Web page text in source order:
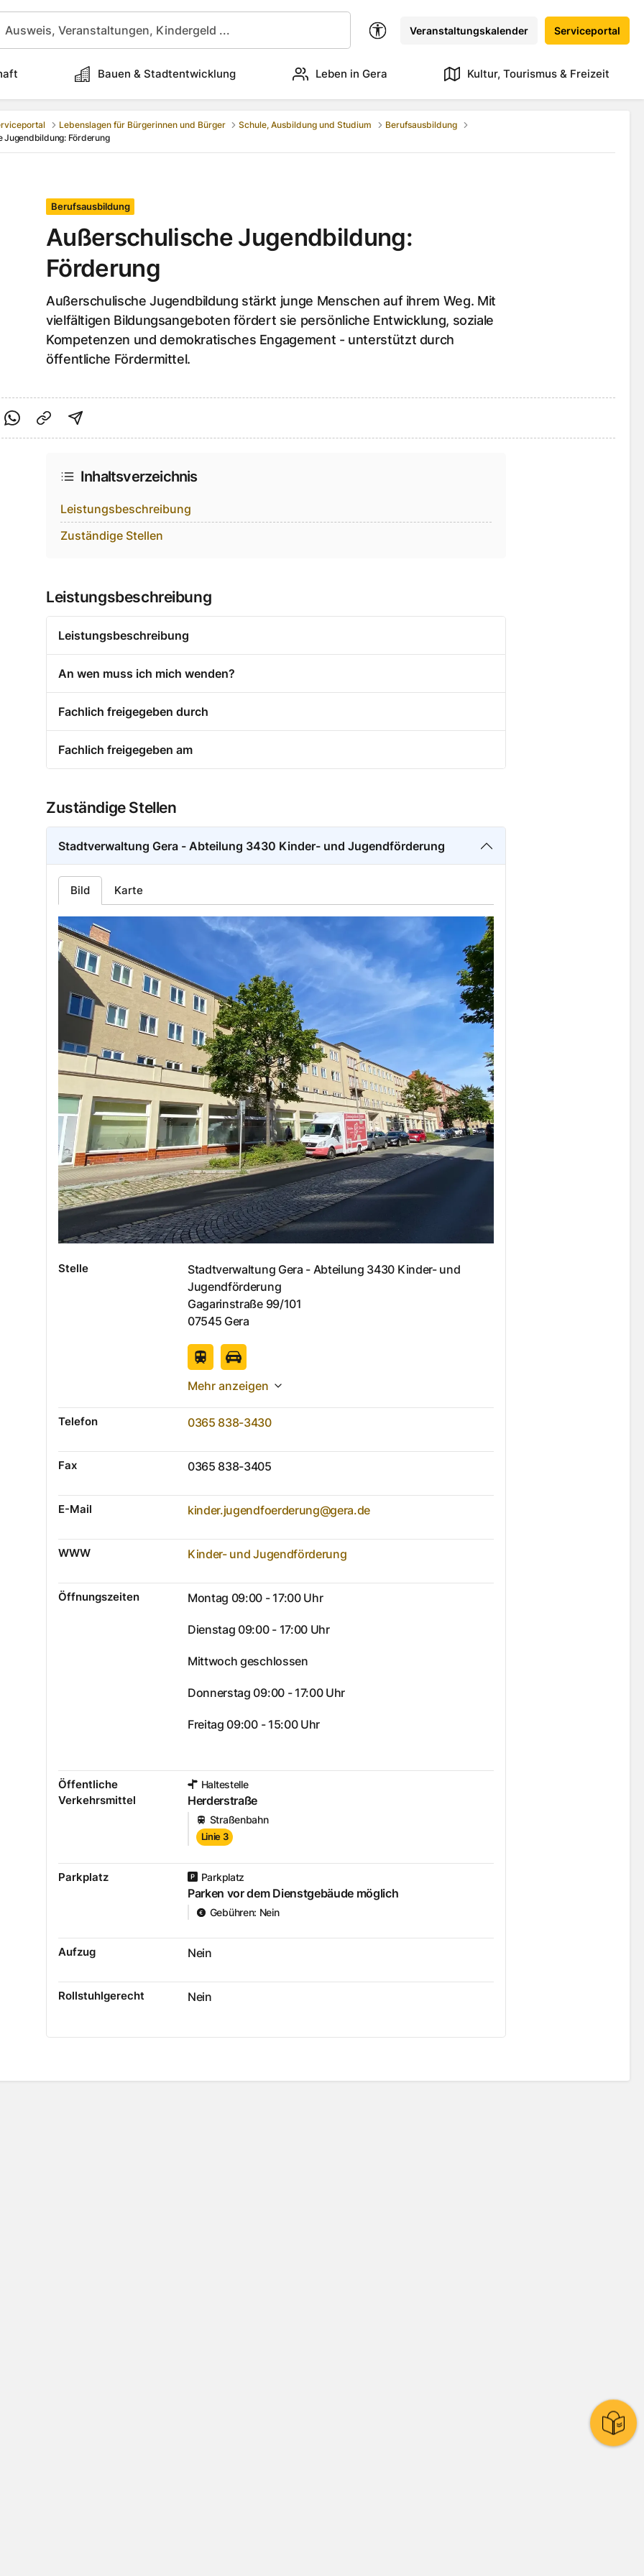
Veranstaltungskalender Serviceportal
Bauen & Stadtentwicklung Leben in Gera Kultur, Tourismus & Freizeit
Lebenslagen für Bürgerinnen und Bürger Schule, Ausbildung und Studium
Berufsausbildung
Jugendbildung: Förderung
Berufsausbildung
Außerschulische Jugendbildung:
Förderung
Außerschulische Jugendbildung stärkt junge Menschen auf ihrem Weg. Mit
vielfältigen Bildungsangeboten fördert sie persönliche Entwicklung, soziale
Kompetenzen und demokratisches Engagement - unterstützt durch
öffentliche Fördermittel.
teilen
Twitter teilen
Per Link teilen
shareViaEmail
Inhaltsverzeichnis
Leistungsbeschreibung
Zuständige Stellen
Leistungsbeschreibung
Leistungsbeschreibung
An wen muss ich mich wenden?
Fachlich freigegeben durch
Fachlich freigegeben am
Zuständige Stellen
Stadtverwaltung Gera - Abteilung 3430 Kinder- und Jugendförderung
Bild Karte
Stelle
Stadtverwaltung Gera - Abteilung 3430 Kinder- und
Jugendförderung
Gagarinstraße 99/101
07545 Gera
Mehr anzeigen
Telefon 0365 838-3430
Fax 0365 838-3405
E-Mail kinder.jugendfoerderung@gera.de
WWW Kinder- und Jugendförderung
Öffnungszeiten Montag 09:00 - 17:00 Uhr
Dienstag 09:00 - 17:00 Uhr
Mittwoch geschlossen
Donnerstag 09:00 - 17:00 Uhr
Freitag 09:00 - 15:00 Uhr
Öffentliche
Verkehrsmittel
Haltestelle
Herderstraße
Straßenbahn
Linie 3
Parkplatz Parkplatz
Parken vor dem Dienstgebäude möglich
Gebühren: Nein
Aufzug Nein
Rollstuhlgerecht Nein